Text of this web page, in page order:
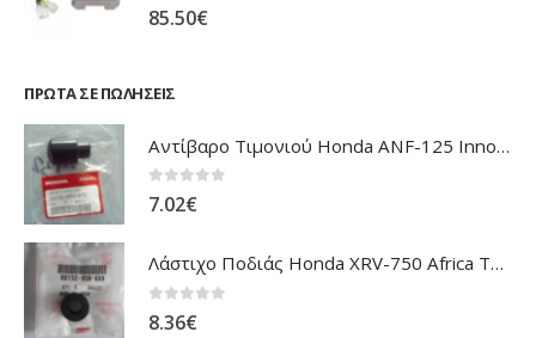
0out of 5
85.50€
ΠΡΏΤΑ ΣΕ ΠΩΛΉΣΕΙΣ
Αντίβαρο Τιμονιού Honda ANF-125 Innova
0out of 5
7.02€
Λάστιχο Ποδιάς Honda XRV-750 Africa Twin
0out of 5
8.36€